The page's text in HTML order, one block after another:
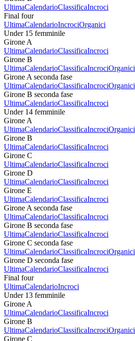
UltimaCalendarioClassificaIncroci
Final four
UltimaCalendarioIncrociOrganici
Under 15 femminile
Girone A
UltimaCalendarioClassificaIncroci
Girone B
UltimaCalendarioClassificaIncrociOrganici
Girone A seconda fase
UltimaCalendarioClassificaIncrociOrganici
Girone B seconda fase
UltimaCalendarioClassificaIncroci
Under 14 femminile
Girone A
UltimaCalendarioClassificaIncrociOrganici
Girone B
UltimaCalendarioClassificaIncroci
Girone C
UltimaCalendarioClassificaIncroci
Girone D
UltimaCalendarioClassificaIncroci
Girone E
UltimaCalendarioClassificaIncroci
Girone A seconda fase
UltimaCalendarioClassificaIncroci
Girone B seconda fase
UltimaCalendarioClassificaIncroci
Girone C seconda fase
UltimaCalendarioClassificaIncrociOrganici
Girone D seconda fase
UltimaCalendarioClassificaIncroci
Final four
UltimaCalendarioIncroci
Under 13 femminile
Girone A
UltimaCalendarioClassificaIncroci
Girone B
UltimaCalendarioClassificaIncrociOrganici
Girone C